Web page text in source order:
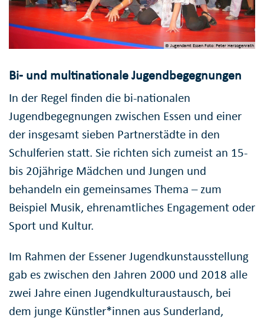
© Jugendamt Essen Foto: Peter Herzogenrath
Bi- und multinationale Jugendbegegnungen
In der Regel finden die bi-nationalen
Jugendbegegnungen zwischen Essen und einer
der insgesamt sieben Partnerstädte in den
Schulferien statt. Sie richten sich zumeist an 15-
bis 20jährige Mädchen und Jungen und
behandeln ein gemeinsames Thema – zum
Beispiel Musik, ehrenamtliches Engagement oder
Sport und Kultur.
Im Rahmen der Essener Jugendkunstausstellung
gab es zwischen den Jahren 2000 und 2018 alle
zwei Jahre einen Jugendkulturaustausch, bei
dem junge Künstler*innen aus Sunderland,